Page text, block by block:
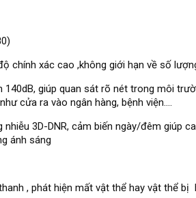
chính xác cao ,không giới hạn về số
140dB, giúp quan sát rõ nét trong môi
cửa ra vào ngân hàng, bệnh viện....
3D-DNR, cảm biến ngày/đêm giúp
ánh sáng
, phát hiện mất vật thể hay vật thể bị